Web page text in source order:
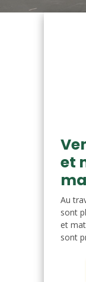
et
Au
sont
et
sont